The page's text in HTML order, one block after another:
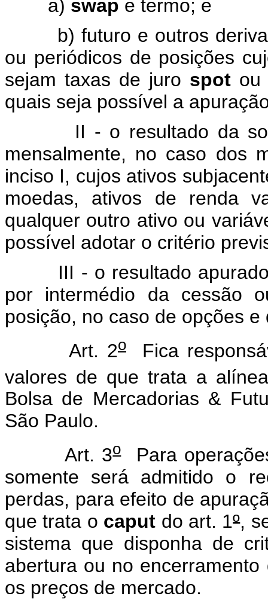
a) swap e termo; e
b) futuro e outros
ou periódicos de posições
sejam taxas de juro spotou
quais seja possível a
II - o resultado da soma
mensalmente, no caso dos
inciso I, cujos ativos
moedas, ativos de renda
qualquer outro ativo ou
possível adotar o critério
III - o resultado apurado
por intermédio da cessão
posição, no caso de opções
Art. 2o Fica
valores de que trata a
Bolsa de Mercadorias &
São Paulo.
Art. 3oPara
somente será admitido o
perdas, para efeito de
que trata o caput do art. 1º,
sistema que disponha de
abertura ou no
os preços de mercado.